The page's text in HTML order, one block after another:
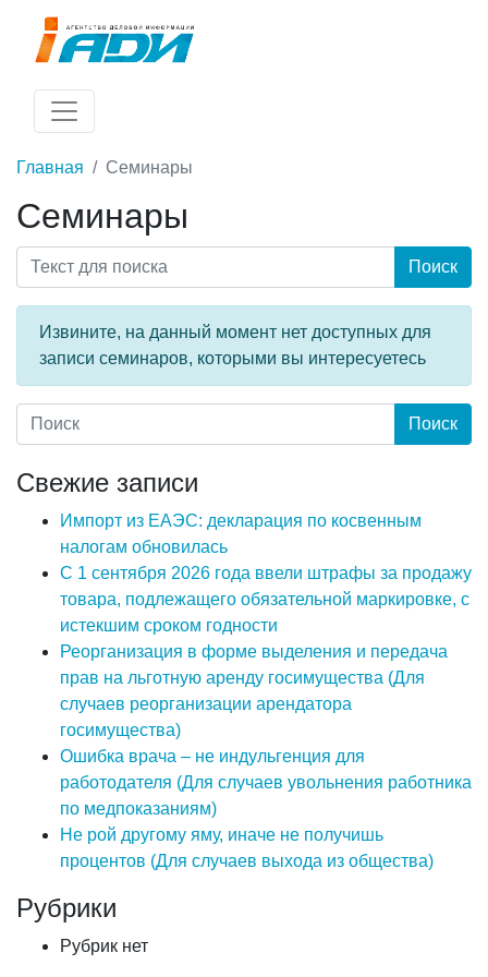
Главная Семинары
Семинары
Поиск
Извините, на данный момент нет доступных для
записи семинаров, которыми вы интересуетесь
Свежие записи
Импорт из ЕАЭС: декларация по косвенным
налогам обновилась
С 1 сентября 2026 года ввели штрафы за продажу
товара, подлежащего обязательной маркировке, с
истекшим сроком годности
Реорганизация в форме выделения и передача
прав на льготную аренду госимущества (Для
случаев реорганизации арендатора
госимущества)
Ошибка врача – не индульгенция для
работодателя (Для случаев увольнения работника
по медпоказаниям)
Не рой другому яму, иначе не получишь
процентов (Для случаев выхода из общества)
Рубрики
Рубрик нет